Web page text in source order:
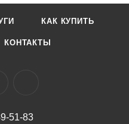
КАК КУПИТЬ
КОНТАКТЫ
51-83